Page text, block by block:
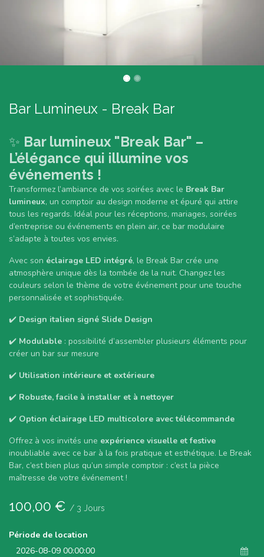
Bar Lumineux - Break Bar
✨ Bar lumineux "Break Bar" –
L’élégance qui illumine vos
événements !
Transformez l’ambiance de vos soirées avec le Break Bar
lumineux, un comptoir au design moderne et épuré qui attire
tous les regards. Idéal pour les réceptions, mariages, soirées
d’entreprise ou événements en plein air, ce bar modulaire
s’adapte à toutes vos envies.
Avec son éclairage LED intégré, le Break Bar crée une
atmosphère unique dès la tombée de la nuit. Changez les
couleurs selon le thème de votre événement pour une touche
personnalisée et sophistiquée.
✔️ Design italien signé Slide Design
✔️ Modulable : possibilité d’assembler plusieurs éléments pour
créer un bar sur mesure
✔️ Utilisation intérieure et extérieure
✔️ Robuste, facile à installer et à nettoyer
✔️ Option éclairage LED multicolore avec télécommande
Offrez à vos invités une expérience visuelle et festive
inoubliable avec ce bar à la fois pratique et esthétique. Le Break
Bar, c’est bien plus qu’un simple comptoir : c’est la pièce
maîtresse de votre événement !
100,00 € / 3 Jours
Période de location